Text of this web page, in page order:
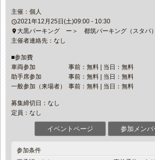
主催：個人
access_time2021年12月25日(土)09:00 - 10:30
place 大黒パーキング ー＞ 都筑パーキング（スタバ）
主催者連絡先：なし
■参加費
車両参加
事前：無料 | 当日：無料
助手席参加
事前：無料 | 当日：無料
一般参加（来場者）
事前：無料 | 当日：無料
募集締切日：なし
定員：なし
イベントページ 参加メンバ
参加条件